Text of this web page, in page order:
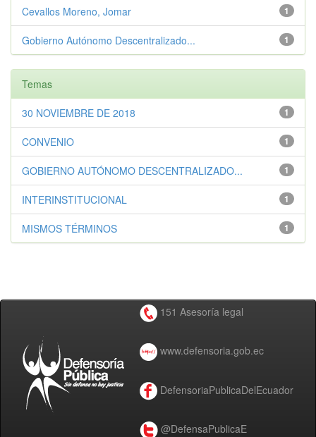
1
Cevallos Moreno, Jomar
1
Gobierno Autónomo Descentralizado...
Temas
1
30 NOVIEMBRE DE 2018
1
CONVENIO
1
GOBIERNO AUTÓNOMO DESCENTRALIZADO...
1
INTERINSTITUCIONAL
1
MISMOS TÉRMINOS
151 Asesoría legal
www.defensoria.gob.ec
DefensoriaPublicaDelEcuador
@DefensaPublicaE